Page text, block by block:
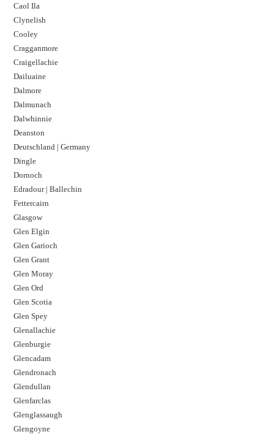
Caol Ila
Clynelish
Cooley
Cragganmore
Craigellachie
Dailuaine
Dalmore​
Dalmunach
Dalwhinnie
Deanston
Deutschland | Germany
Dingle
Dornoch
Edradour | Ballechin
Fettercairn
Glasgow
Glen Elgin
Glen Garioch
Glen Grant
Glen Moray
Glen Ord
Glen Scotia
Glen Spey
Glenallachie
Glenburgie
Glencadam
Glendronach
Glendullan
Glenfarclas
Glenglassaugh
Glengoyne